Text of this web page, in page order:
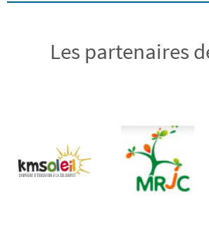
Les partenaires